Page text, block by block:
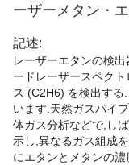
ーザーメタン・
記述:
レーザーエタンの検
ードレーザースペク
ス (C2H6) を検出する
います.天然ガスパイ
体ガス分析などで,し
示し,異なるガス組成
にエタンとメタンの